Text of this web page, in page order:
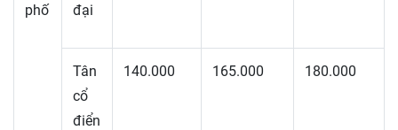
phố
đại
Tân
cổ
điển
140.000 165.000 180.000